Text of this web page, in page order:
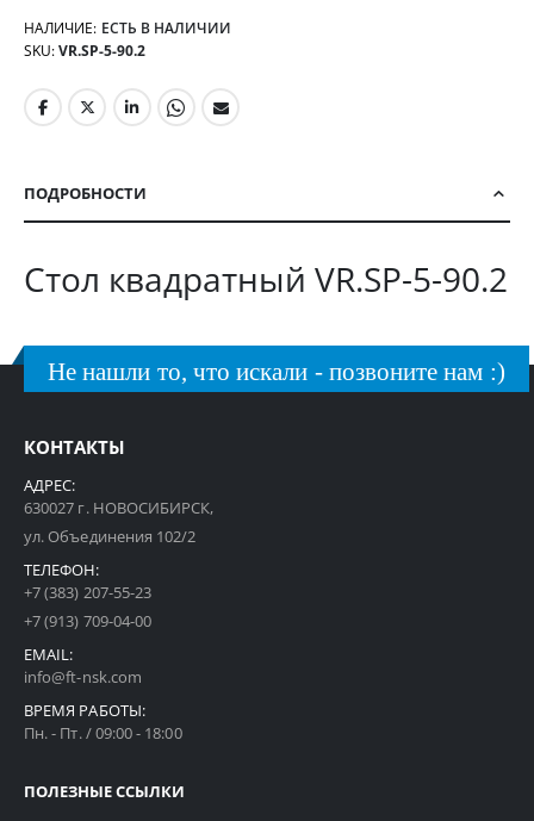
НАЛИЧИЕ: ЕСТЬ В НАЛИЧИИ
SKU VR.SP-5-90.2
ПОДРОБНОСТИ
Стол квадратный VR.SP-5-90.2
Не нашли то, что искали - позвоните нам :)
КОНТАКТЫ
АДРЕС:
630027 г. НОВОСИБИРСК,
ул. Объединения 102/2
ТЕЛЕФОН:
+7 (383) 207-55-23
+7 (913) 709-04-00
EMAIL:
info@ft-nsk.com
ВРЕМЯ РАБОТЫ:
Пн. - Пт. / 09:00 - 18:00
ПОЛЕЗНЫЕ ССЫЛКИ